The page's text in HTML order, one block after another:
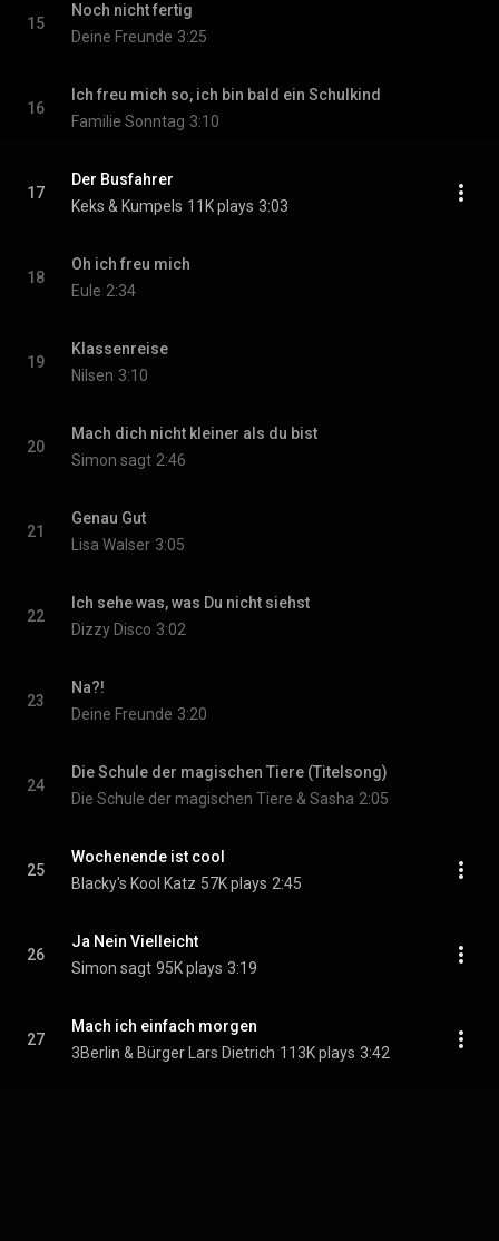
15
Noch nicht fertig
Deine Freunde 3:25
16
Ich freu mich so, ich bin bald ein Schulkind
Familie Sonntag 3:10
17
Der Busfahrer
Keks & Kumpels 11K plays 3:03
18
Oh ich freu mich
Eule 2:34
19
Klassenreise
Nilsen 3:10
20
Mach dich nicht kleiner als du bist
Simon sagt 2:46
21
Genau Gut
Lisa Walser 3:05
22
Ich sehe was, was Du nicht siehst
Dizzy Disco 3:02
23
Na?!
Deine Freunde 3:20
24
Die Schule der magischen Tiere (Titelsong)
Die Schule der magischen Tiere & Sasha 2:05
25
Wochenende ist cool
Blacky's Kool Katz 57K plays 2:45
26
Ja Nein Vielleicht
Simon sagt 95K plays 3:19
27
Mach ich einfach morgen
3Berlin & Bürger Lars Dietrich 113K plays 3:42